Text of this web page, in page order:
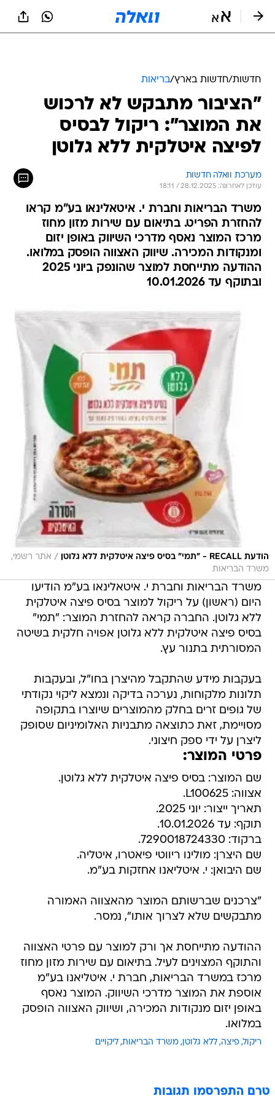
חדשות/חדשות בארץ/בריאות
"הציבור מתבקש לא לרכוש
את המוצר": ריקול לבסיס
לפיצה איטלקית ללא גלוטן
מערכת וואלה חדשות
עודכן לאחרונה: 28.12.2025 / 18:11
משרד הבריאות וחברת י. איטאלינאו בע"מ קראו
להחזרת הפריט. בתיאום עם שירות מזון מחוז
מרכז המוצר נאסף מדרכי השיווק באופן יזום
ומנקודות המכירה. שיווק האצווה הופסק במלואו.
ההודעה מתייחסת למוצר שהונפק ביוני 2025
ובתוקף עד 10.01.2026
הודעת RECALL - "תמי" בסיס פיצה איטלקית ללא גלוטן / אתר רשמי,
משרד הבריאות
משרד הבריאות וחברת י. איטאלינאו בע"מ הודיעו
היום (ראשון) על ריקול למוצר בסיס פיצה איטלקית
ללא גלוטן. החברה קראה להחזרת המוצר: "תמי"
בסיס פיצה איטלקית ללא גלוטן אפויה חלקית בשיטה
המסורתית בתנור עץ.
בעקבות מידע שהתקבל מהיצרן בחו"ל, ובעקבות
תלונות מלקוחות, נערכה בדיקה ונמצא ליקוי נקודתי
של גופים זרים בחלק מהמוצרים שיוצרו בתקופה
מסויימת, זאת כתוצאה מתבניות האלומיניום שסופק
ליצרן על ידי ספק חיצוני.
פרטי המוצר:
שם המוצר: בסיס פיצה איטלקית ללא גלוטן.
אצווה: L100625.
תאריך ייצור: יוני 2025.
תוקף: עד 10.01.2026.
ברקוד: 7290018724330.
שם היצרן: מולינו ריווטי פיאטרו, איטליה.
שם היבואן: י. איטליאנו אחזקות בע"מ.
"צרכנים שברשותם המוצר מהאצווה האמורה
מתבקשים שלא לצרוך אותו", נמסר.
ההודעה מתייחסת אך ורק למוצר עם פרטי האצווה
והתוקף המצוינים לעיל. בתיאום עם שירות מזון מחוז
מרכז במשרד הבריאות, חברת י. איטליאנו בע"מ
אוספת את המוצר מדרכי השיווק. המוצר נאסף
באופן יזום מנקודות המכירה, ושיווק האצווה הופסק
במלואו.
ריקול פיצה ללא גלוטן משרד הבריאות ליקויים
טרם התפרסמו תגובות